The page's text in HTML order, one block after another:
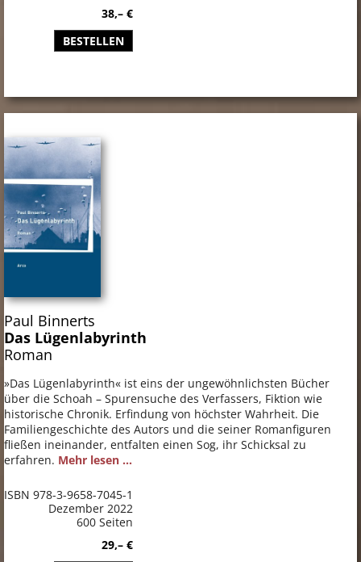
38,– €
BESTELLEN
Paul Binnerts
Das Lügenlabyrinth
Roman
»Das Lügenlabyrinth« ist eins der ungewöhnlichsten Bücher
über die Schoah – Spurensuche des Verfassers, Fiktion wie
historische Chronik. Erfindung von höchster Wahrheit. Die
Familiengeschichte des Autors und die seiner Romanfiguren
fließen ineinander, entfalten einen Sog, ihr Schicksal zu
erfahren. Mehr lesen ...
ISBN 978-3-9658-7045-1
Dezember 2022
600 Seiten
29,– €